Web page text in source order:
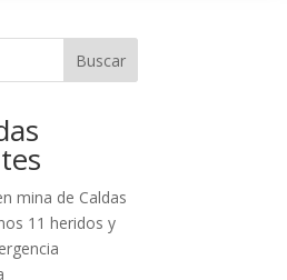
Buscar
mina de Caldas
11 heridos y